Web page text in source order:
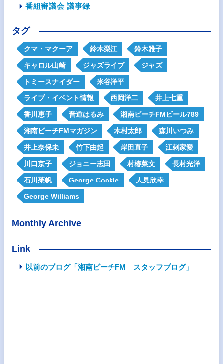
番組審議会 議事録
タグ
クマ・マクーア 鈴木梨江 鈴木雅子
キャロル山崎 ジャズライブ ジャズ
トミースナイダー 米谷洋平
ライブ・イベント情報 西岡洋二 井上七重
香川恵子 晋道はるみ 湘南ビーチFMビール789
湘南ビーチFMマガジン 木村太郎 森川いつみ
井上奈保未 竹下由起 岸田直子 江刺家愛
川口京子 ジョニー志田 村椿菜文 長村光洋
石川茱帆 George Cockle 人見欣幸
George Williams
Monthly Archive
Link
以前のブログ「湘南ビーチFM スタッフブログ」